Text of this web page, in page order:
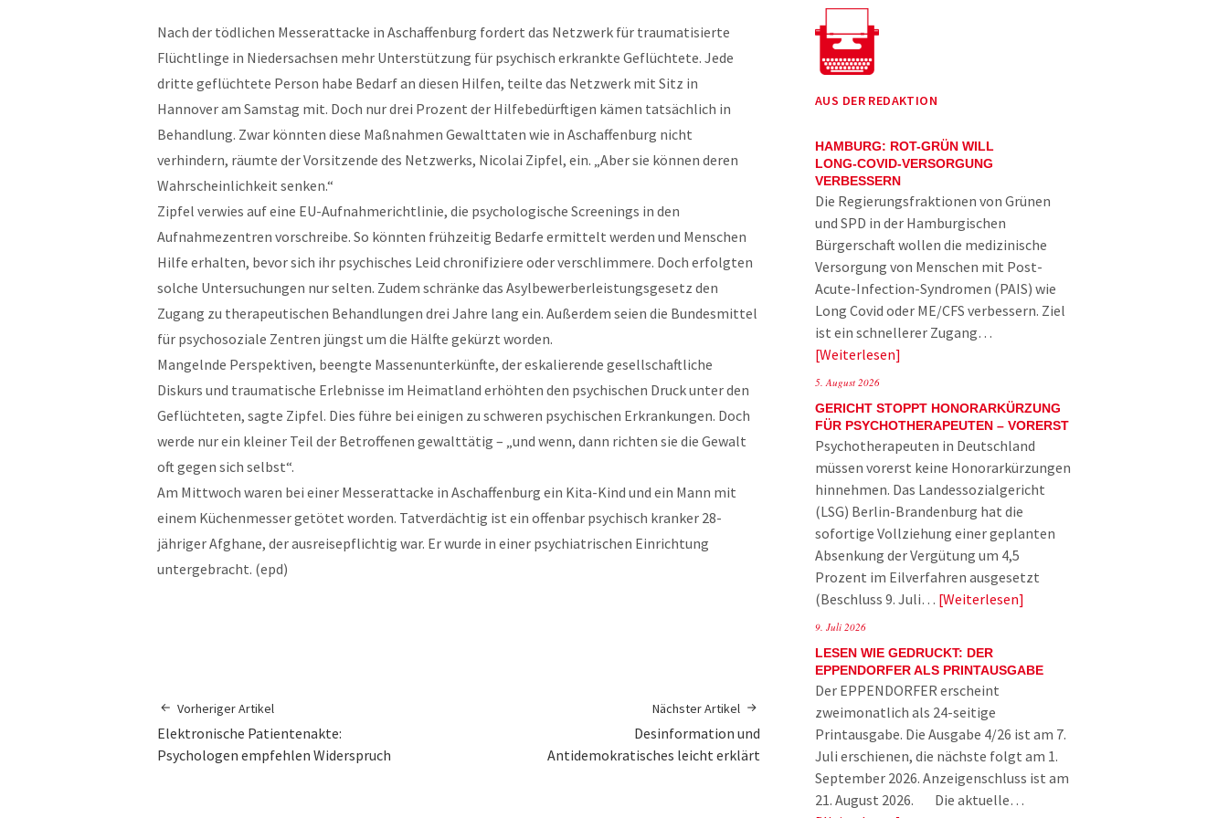
Nach der tödlichen Messerattacke in Aschaffenburg fordert das Netzwerk für traumatisierte
Flüchtlinge in Niedersachsen mehr Unterstützung für psychisch erkrankte Geflüchtete. Jede
dritte geflüchtete Person habe Bedarf an diesen Hilfen, teilte das Netzwerk mit Sitz in
Hannover am Samstag mit. Doch nur drei Prozent der Hilfebedürftigen kämen tatsächlich in
Behandlung. Zwar könnten diese Maßnahmen Gewalttaten wie in Aschaffenburg nicht
verhindern, räumte der Vorsitzende des Netzwerks, Nicolai Zipfel, ein. „Aber sie können deren
Wahrscheinlichkeit senken.“
Zipfel verwies auf eine EU-Aufnahmerichtlinie, die psychologische Screenings in den
Aufnahmezentren vorschreibe. So könnten frühzeitig Bedarfe ermittelt werden und Menschen
Hilfe erhalten, bevor sich ihr psychisches Leid chronifiziere oder verschlimmere. Doch erfolgten
solche Untersuchungen nur selten. Zudem schränke das Asylbewerberleistungsgesetz den
Zugang zu therapeutischen Behandlungen drei Jahre lang ein. Außerdem seien die Bundesmittel
für psychosoziale Zentren jüngst um die Hälfte gekürzt worden.
Mangelnde Perspektiven, beengte Massenunterkünfte, der eskalierende gesellschaftliche
Diskurs und traumatische Erlebnisse im Heimatland erhöhten den psychischen Druck unter den
Geflüchteten, sagte Zipfel. Dies führe bei einigen zu schweren psychischen Erkrankungen. Doch
werde nur ein kleiner Teil der Betroffenen gewalttätig – „und wenn, dann richten sie die Gewalt
oft gegen sich selbst“.
Am Mittwoch waren bei einer Messerattacke in Aschaffenburg ein Kita-Kind und ein Mann mit
einem Küchenmesser getötet worden. Tatverdächtig ist ein offenbar psychisch kranker 28-
jähriger Afghane, der ausreisepflichtig war. Er wurde in einer psychiatrischen Einrichtung
untergebracht. (epd)
Vorheriger Artikel
Elektronische Patientenakte:
Psychologen empfehlen Widerspruch
Nächster Artikel
Desinformation und
Antidemokratisches leicht erklärt
AUS DER REDAKTION
HAMBURG: ROT-GRÜN WILL
LONG-COVID-VERSORGUNG
VERBESSERN
Die Regierungsfraktionen von Grünen
und SPD in der Hamburgischen
Bürgerschaft wollen die medizinische
Versorgung von Menschen mit Post-
Acute-Infection-Syndromen (PAIS) wie
Long Covid oder ME/CFS verbessern. Ziel
ist ein schnellerer Zugang…
Weiterlesen
5. August 2026
GERICHT STOPPT HONORARKÜRZUNG
FÜR PSYCHOTHERAPEUTEN – VORERST
Psychotherapeuten in Deutschland
müssen vorerst keine Honorarkürzungen
hinnehmen. Das Landessozialgericht
(LSG) Berlin-Brandenburg hat die
sofortige Vollziehung einer geplanten
Absenkung der Vergütung um 4,5
Prozent im Eilverfahren ausgesetzt
(Beschluss 9. Juli… Weiterlesen
9. Juli 2026
LESEN WIE GEDRUCKT: DER
EPPENDORFER ALS PRINTAUSGABE
Der EPPENDORFER erscheint
zweimonatlich als 24-seitige
Printausgabe. Die Ausgabe 4/26 ist am 7.
Juli erschienen, die nächste folgt am 1.
September 2026. Anzeigenschluss ist am
21. August 2026. Die aktuelle…